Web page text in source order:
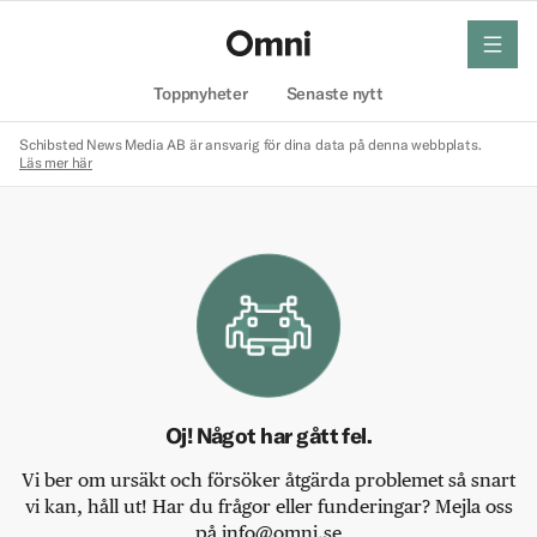
Toppnyheter Senaste nytt
meny
Schibsted News Media AB är ansvarig för dina data på denna webbplats.
Läs mer här
Oj! Något har gått fel.
Vi ber om ursäkt och försöker åtgärda problemet så snart
vi kan, håll ut! Har du frågor eller funderingar? Mejla oss